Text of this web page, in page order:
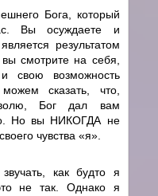
Бога, который
Вы осуждаете и
результатом
смотрите на себя,
возможность
сказать, что,
Бог дал вам
Но вы НИКОГДА не
чувства «я».
как будто я
не так. Однако я